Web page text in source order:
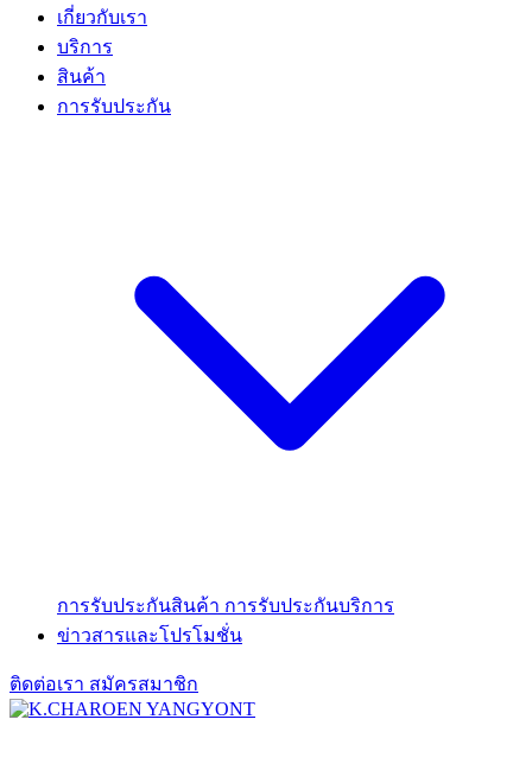
เกี่ยวกับเรา
บริการ
สินค้า
การรับประกัน
การรับประกันสินค้า การรับประกันบริการ
ข่าวสารและโปรโมชั่น
ติดต่อเรา สมัครสมาชิก